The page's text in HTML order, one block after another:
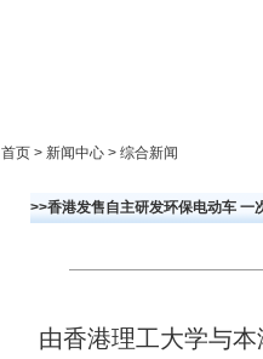
首页 > 新闻中心 > 综合新闻
>>香港发售自主研发环保电动车 一
由香港理工大学与